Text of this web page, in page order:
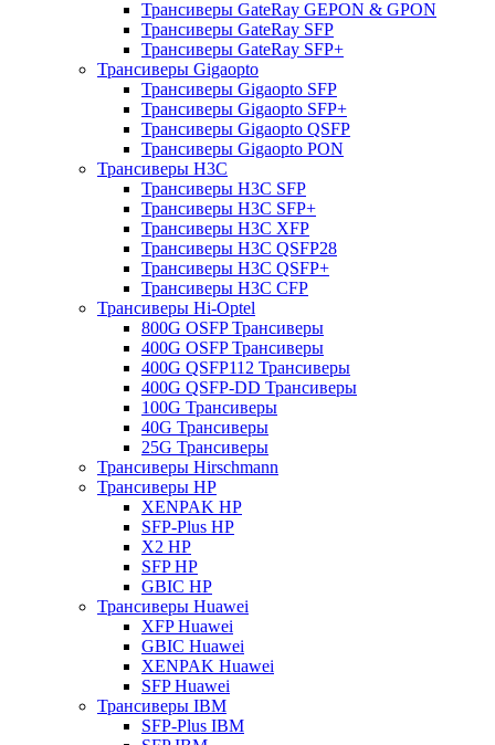
Трансиверы GateRay GEPON & GPON
Трансиверы GateRay SFP
Трансиверы GateRay SFP+
Трансиверы Gigaopto
Трансиверы Gigaopto SFP
Трансиверы Gigaopto SFP+
Трансиверы Gigaopto QSFP
Трансиверы Gigaopto PON
Трансиверы H3C
Трансиверы H3C SFP
Трансиверы H3C SFP+
Трансиверы H3C XFP
Трансиверы H3C QSFP28
Трансиверы H3C QSFP+
Трансиверы H3C CFP
Трансиверы Hi-Optel
800G OSFP Трансиверы
400G OSFP Трансиверы
400G QSFP112 Трансиверы
400G QSFP-DD Трансиверы
100G Трансиверы
40G Трансиверы
25G Трансиверы
Трансиверы Hirschmann
Трансиверы HP
XENPAK HP
SFP-Plus HP
X2 HP
SFP HP
GBIC HP
Трансиверы Huawei
XFP Huawei
GBIC Huawei
XENPAK Huawei
SFP Huawei
Трансиверы IBM
SFP-Plus IBM